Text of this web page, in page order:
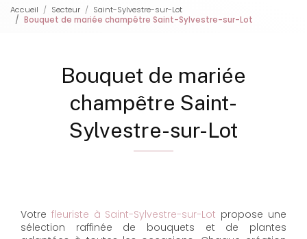
Accueil Secteur
Saint-Sylvestre-sur-Lot
Bouquet de mariée champêtre Saint-Sylvestre-sur-Lot
Bouquet de mariée
champêtre Saint-
Sylvestre-sur-Lot
Votre fleuriste à Saint-Sylvestre-sur-Lot propose une
sélection raffinée de bouquets et de plantes